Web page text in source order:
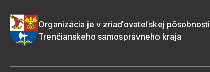
Organizácia je v zriaďovateľskej pôsobnosti
Trenčianskeho samosprávneho kraja